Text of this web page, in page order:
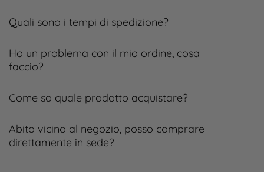
Quali sono i tempi di spedizione?
Ho un problema con il mio ordine, cosa
faccio?
Come so quale prodotto acquistare?
Abito vicino al negozio, posso comprare
direttamente in sede?